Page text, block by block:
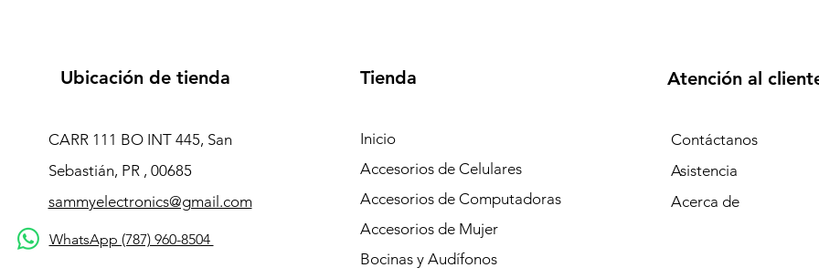
Ubicación de tienda
CARR 111 BO INT 445, San
Sebastián, PR , 00685
sammyelectronics@gmail.com
WhatsApp (787) 960-8504
Tienda
Inicio
Accesorios de Celulares
Accesorios de Computadoras
Accesorios de Mujer
Bocinas y Audífonos
Atención al
Contáctanos
Asistencia
Acerca de